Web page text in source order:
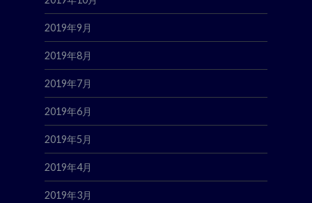
2019年9月
2019年8月
2019年7月
2019年6月
2019年5月
2019年4月
2019年3月